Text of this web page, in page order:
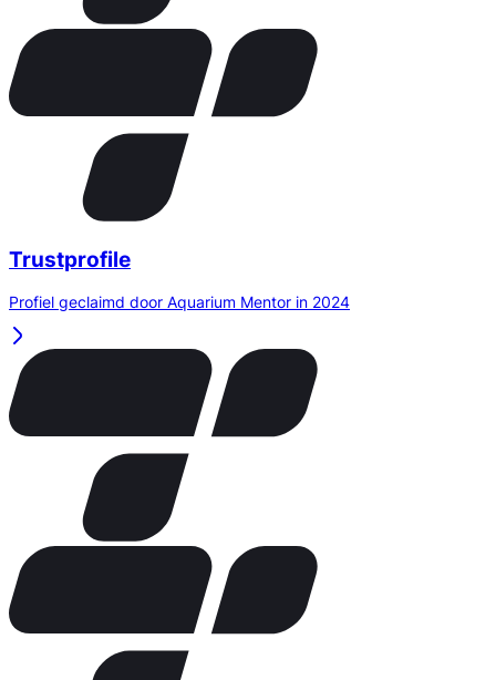
Trustprofile
Profiel geclaimd door Aquarium Mentor in 2024